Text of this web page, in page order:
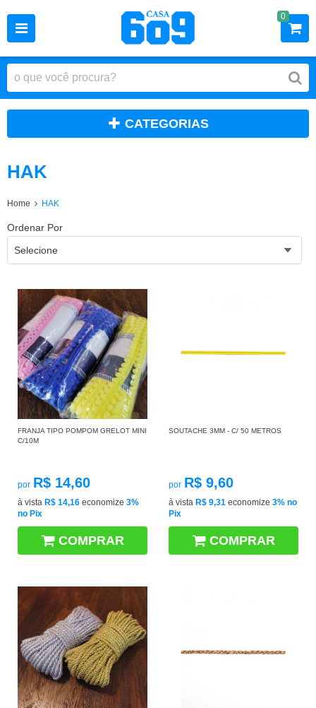
0
CATEGORIAS
HAK
Home HAK
Ordenar Por
Selecione
FRANJA TIPO POMPOM GRELOT MINI
C/10M
por R$ 14,60
à vista R$ 14,16 economize 3%
no Pix
COMPRAR
SOUTACHE 3MM - C/ 50 METROS
por R$ 9,60
à vista R$ 9,31 economize 3% no
Pix
COMPRAR